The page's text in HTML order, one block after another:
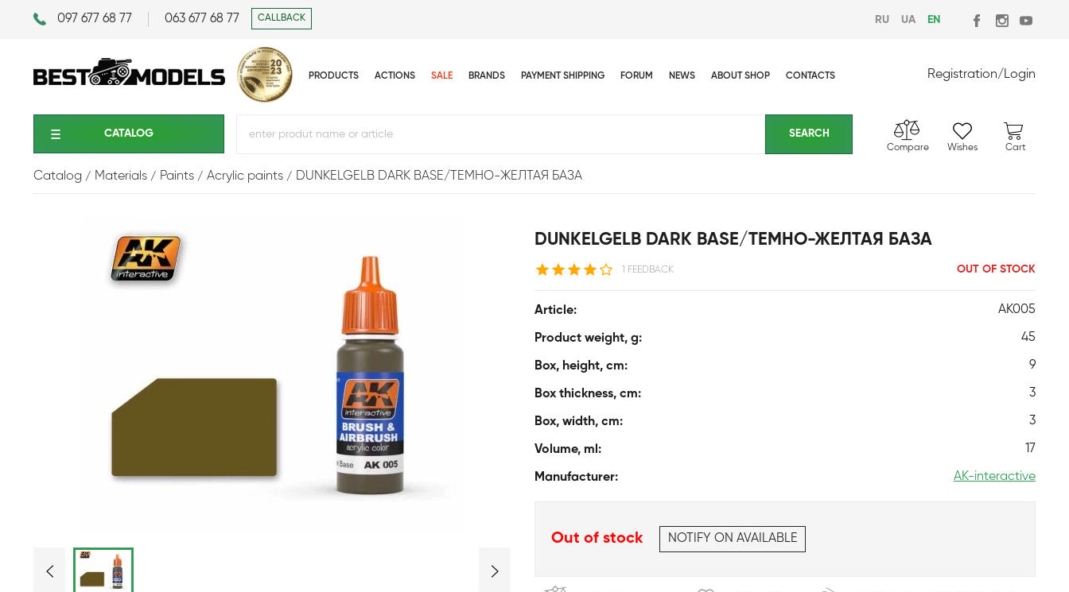
097 677 68 77 063 677 68 77 CALLBACK RU UA EN
PRODUCTS ACTIONS SALE BRANDS PAYMENT SHIPPING FORUM NEWS ABOUT SHOP CONTACTS Registration/Login
CATALOG
Compare Wishes Cart
Catalog Materials Paints Acrylic paints DUNKELGELB DARK BASE/ТЕМНО-ЖЕЛТАЯ БАЗА
DUNKELGELB DARK BASE/ТЕМНО-ЖЕЛТАЯ БАЗА
1 FEEDBACK OUT OF STOCK
Article: AK005
Product weight, g: 45
Box, height, cm: 9
Box thickness, cm: 3
Box, width, cm: 3
Volume, ml: 17
Manufacturer: AK-interactive
Out of stock NOTIFY ON AVAILABLE